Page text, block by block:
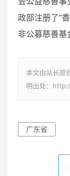
政部注册了“
非公募慈善基
本文由站长原
明出处：
广东省